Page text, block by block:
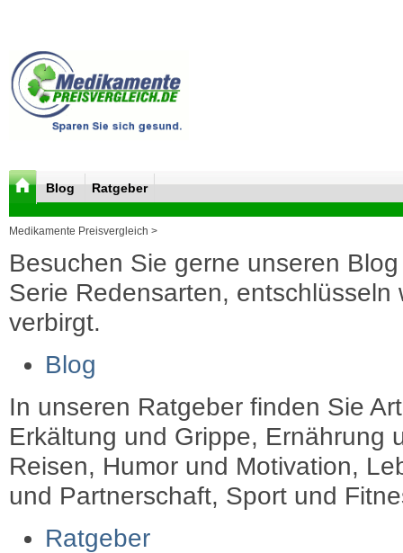
Blog Ratgeber
Medikamente Preisvergleich >
Besuchen Sie gerne unseren
Serie Redensarten, entschlüsseln
verbirgt.
Blog
In unseren Ratgeber finden Sie
Erkältung und Grippe, Ernährung
Reisen, Humor und Motivation,
und Partnerschaft, Sport und
Ratgeber